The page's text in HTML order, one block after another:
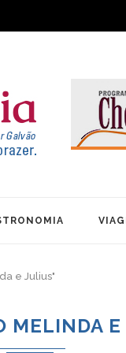
e Julius"
MELINDA